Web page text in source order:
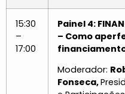
15:30
–
17:00
Painel 4:
– Como
Moderador:
Fonseca,